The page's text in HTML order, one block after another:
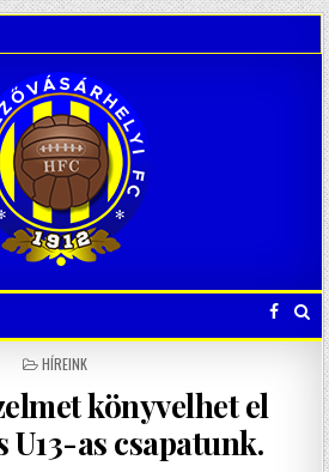
POSTED
HÍREINK
könyvelhet el
as csapatunk.